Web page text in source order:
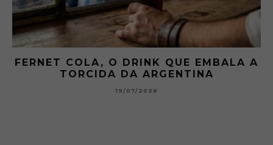
FERNET COLA, O DRINK QUE EMBALA A
TORCIDA DA ARGENTINA
19/07/2026